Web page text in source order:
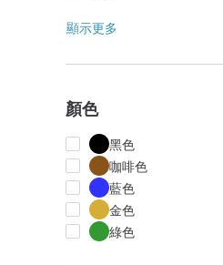
顯示更多
顏色
黑色
咖啡色
藍色
金色
綠色